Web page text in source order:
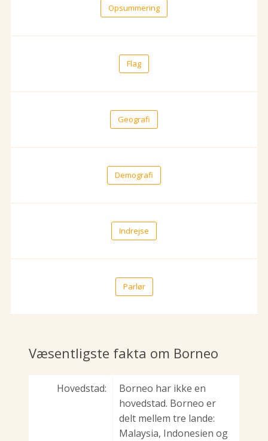
Opsummering
Flag
Geografi
Demografi
Indrejse
Parlør
Væsentligste fakta om Borneo
Hovedstad:
Borneo har ikke en
hovedstad. Borneo er
delt mellem tre lande:
Malaysia, Indonesien og